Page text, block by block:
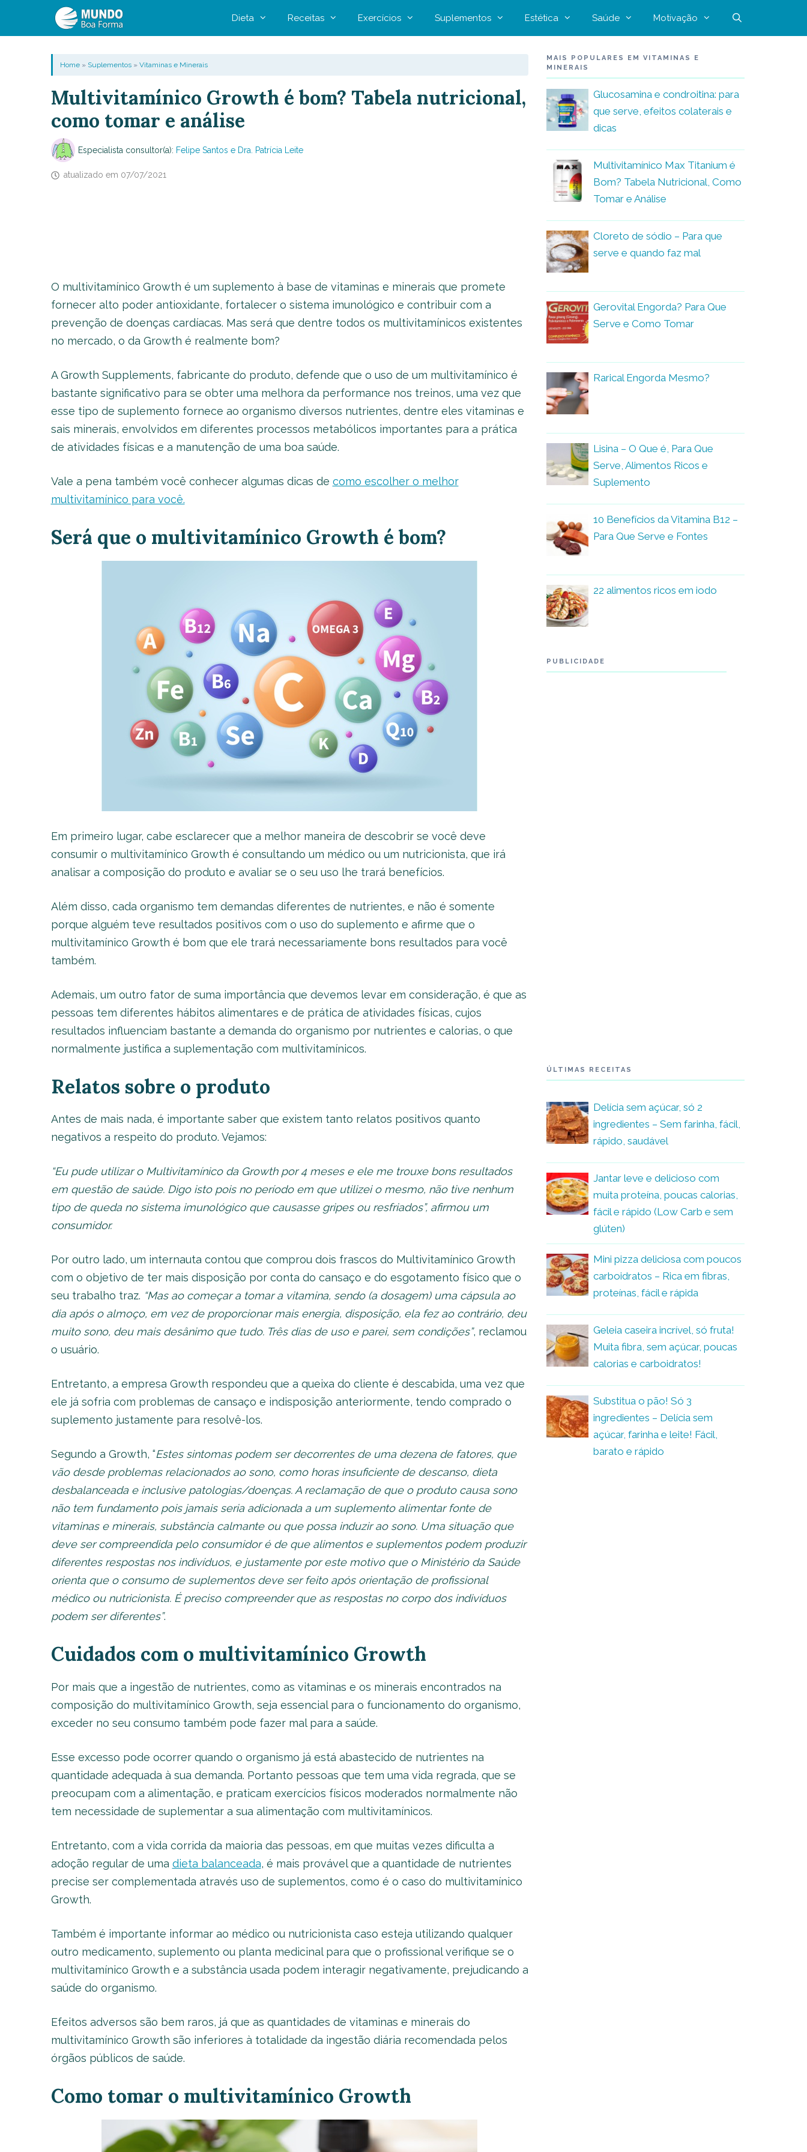
Dieta Receitas Exercícios Suplementos Estética Saúde Motivação
Home» Suplementos» Vitaminas e Minerais
Multivitamínico Growth é bom? Tabela nutricional,
como tomar e análise
Especialista consultor(a): Felipe Santos e Dra. Patrícia Leite
atualizado em 07/07/2021
O multivitamínico Growth é um suplemento à base de vitaminas e minerais que promete
fornecer alto poder antioxidante, fortalecer o sistema imunológico e contribuir com a
prevenção de doenças cardíacas. Mas será que dentre todos os multivitamínicos existentes
no mercado, o da Growth é realmente bom?
A Growth Supplements, fabricante do produto, defende que o uso de um multivitamínico é
bastante significativo para se obter uma melhora da performance nos treinos, uma vez que
esse tipo de suplemento fornece ao organismo diversos nutrientes, dentre eles vitaminas e
sais minerais, envolvidos em diferentes processos metabólicos importantes para a prática
de atividades físicas e a manutenção de uma boa saúde.
Vale a pena também você conhecer algumas dicas de como escolher o melhor
multivitamínico para você.
Será que o multivitamínico Growth é bom?
Em primeiro lugar, cabe esclarecer que a melhor maneira de descobrir se você deve
consumir o multivitamínico Growth é consultando um médico ou um nutricionista, que irá
analisar a composição do produto e avaliar se o seu uso lhe trará benefícios.
Além disso, cada organismo tem demandas diferentes de nutrientes, e não é somente
porque alguém teve resultados positivos com o uso do suplemento e afirme que o
multivitamínico Growth é bom que ele trará necessariamente bons resultados para você
também.
Ademais, um outro fator de suma importância que devemos levar em consideração, é que as
pessoas tem diferentes hábitos alimentares e de prática de atividades físicas, cujos
resultados influenciam bastante a demanda do organismo por nutrientes e calorias, o que
normalmente justifica a suplementação com multivitamínicos.
Relatos sobre o produto
Antes de mais nada, é importante saber que existem tanto relatos positivos quanto
negativos a respeito do produto. Vejamos:
“Eu pude utilizar o Multivitamínico da Growth por 4 meses e ele me trouxe bons resultados
em questão de saúde. Digo isto pois no período em que utilizei o mesmo, não tive nenhum
tipo de queda no sistema imunológico que causasse gripes ou resfriados”, afirmou um
consumidor.
Por outro lado, um internauta contou que comprou dois frascos do Multivitamínico Growth
com o objetivo de ter mais disposição por conta do cansaço e do esgotamento físico que o
seu trabalho traz. “Mas ao começar a tomar a vitamina, sendo (a dosagem) uma cápsula ao
dia após o almoço, em vez de proporcionar mais energia, disposição, ela fez ao contrário, deu
muito sono, deu mais desânimo que tudo. Três dias de uso e parei, sem condições”, reclamou
o usuário.
Entretanto, a empresa Growth respondeu que a queixa do cliente é descabida, uma vez que
ele já sofria com problemas de cansaço e indisposição anteriormente, tendo comprado o
suplemento justamente para resolvê-los.
Segundo a Growth, “Estes sintomas podem ser decorrentes de uma dezena de fatores, que
vão desde problemas relacionados ao sono, como horas insuficiente de descanso, dieta
desbalanceada e inclusive patologias/doenças. A reclamação de que o produto causa sono
não tem fundamento pois jamais seria adicionada a um suplemento alimentar fonte de
vitaminas e minerais, substância calmante ou que possa induzir ao sono. Uma situação que
deve ser compreendida pelo consumidor é de que alimentos e suplementos podem produzir
diferentes respostas nos indivíduos, e justamente por este motivo que o Ministério da Saúde
orienta que o consumo de suplementos deve ser feito após orientação de profissional
médico ou nutricionista. É preciso compreender que as respostas no corpo dos indivíduos
podem ser diferentes”.
Cuidados com o multivitamínico Growth
Por mais que a ingestão de nutrientes, como as vitaminas e os minerais encontrados na
composição do multivitamínico Growth, seja essencial para o funcionamento do organismo,
exceder no seu consumo também pode fazer mal para a saúde.
Esse excesso pode ocorrer quando o organismo já está abastecido de nutrientes na
quantidade adequada à sua demanda. Portanto pessoas que tem uma vida regrada, que se
preocupam com a alimentação, e praticam exercícios físicos moderados normalmente não
tem necessidade de suplementar a sua alimentação com multivitamínicos.
Entretanto, com a vida corrida da maioria das pessoas, em que muitas vezes dificulta a
adoção regular de uma dieta balanceada, é mais provável que a quantidade de nutrientes
precise ser complementada através uso de suplementos, como é o caso do multivitamínico
Growth.
Também é importante informar ao médico ou nutricionista caso esteja utilizando qualquer
outro medicamento, suplemento ou planta medicinal para que o profissional verifique se o
multivitamínico Growth e a substância usada podem interagir negativamente, prejudicando a
saúde do organismo.
Efeitos adversos são bem raros, já que as quantidades de vitaminas e minerais do
multivitamínico Growth são inferiores à totalidade da ingestão diária recomendada pelos
órgãos públicos de saúde.
Como tomar o multivitamínico Growth
MAIS POPULARES EM VITAMINAS E
MINERAIS
Glucosamina e condroitina: para
que serve, efeitos colaterais e
dicas
Multivitamínico Max Titanium é
Bom? Tabela Nutricional, Como
Tomar e Análise
Cloreto de sódio – Para que
serve e quando faz mal
Gerovital Engorda? Para Que
Serve e Como Tomar
Rarical Engorda Mesmo?
Lisina – O Que é, Para Que
Serve, Alimentos Ricos e
Suplemento
10 Benefícios da Vitamina B12 –
Para Que Serve e Fontes
22 alimentos ricos em iodo
PUBLICIDADE
ÚLTIMAS RECEITAS
Delícia sem açúcar, só 2
ingredientes – Sem farinha, fácil,
rápido, saudável
Jantar leve e delicioso com
muita proteína, poucas calorias,
fácil e rápido (Low Carb e sem
glúten)
Mini pizza deliciosa com poucos
carboidratos – Rica em fibras,
proteínas, fácil e rápida
Geleia caseira incrível, só fruta!
Muita fibra, sem açúcar, poucas
calorias e carboidratos!
Substitua o pão! Só 3
ingredientes – Delícia sem
açúcar, farinha e leite! Fácil,
barato e rápido